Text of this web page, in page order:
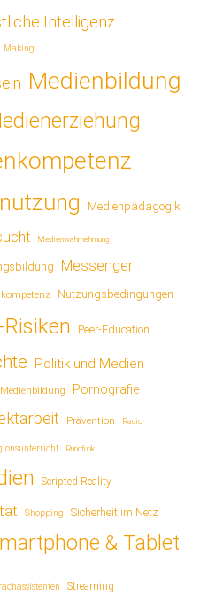
Intelligenz
Making
Medienbildung
Medienpädagogik
Medienwahrnehmung
Messenger
Nutzungsbedingungen
Peer-Education
Politik und Medien
Pornografie
Prävention Radio
Rundfunk
Scripted Reality
Shopping Sicherheit im Netz
& Tablet
Streaming